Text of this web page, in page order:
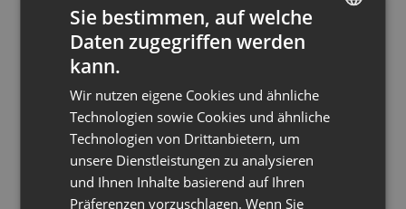
Wir haben dieses Feature eingeführt, um Ihnen
sich wiederholende Aufgaben abzunehmen, damit
Sie Ihre Geschäftsergebnisse maximieren
können.
Wie funktionierenautomatisierte Webinare
diesem kurzen Video wird diese Funktion gut
veranschaulicht:
ENGLISH
GERMAN
POLISH
RUSSIAN
SPANISH
Sie bestimmen, auf welche
Daten zugegriffen werden
kann.
Wir nutzen eigene Cookies und ähnliche
Technologien sowie Cookies und ähnliche
Technologien von Drittanbietern, um
unsere Dienstleistungen zu analysieren
und Ihnen Inhalte basierend auf Ihren
Präferenzen vorzuschlagen. Wenn Sie